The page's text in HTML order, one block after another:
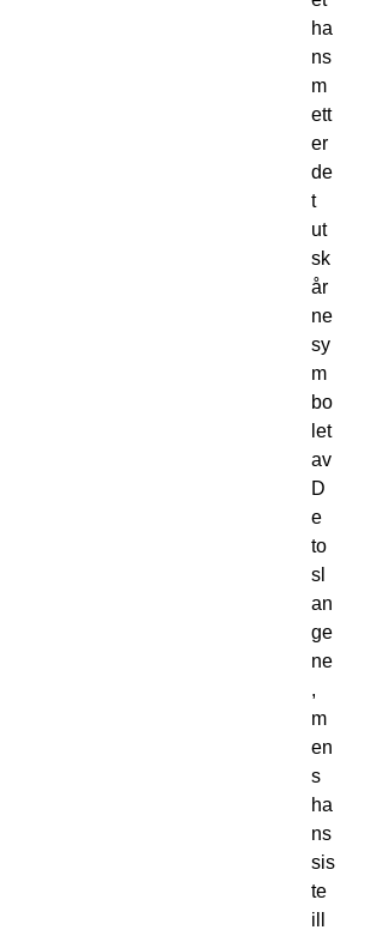
ha
ns
m
ett
er
de
t
ut
sk
år
ne
sy
m
bo
let
av
D
e
to
sl
an
ge
ne
,
m
en
s
ha
ns
sis
te
ill